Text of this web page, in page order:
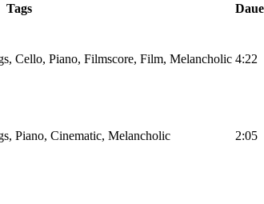
Tags
Cello, Piano, Filmscore, Film, Melancholic 4:22
Piano, Cinematic, Melancholic 2:05